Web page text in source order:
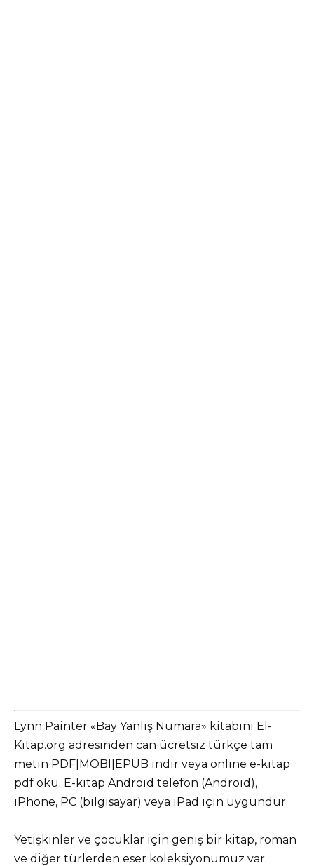
Lynn Painter «Bay Yanlış Numara» kitabını El-
Kitap.org adresinden can ücretsiz türkçe tam
metin PDF|MOBI|EPUB indir veya online e-kitap
pdf oku. E-kitap Android telefon (Android),
iPhone, PC (bilgisayar) veya iPad için uygundur.
Yetişkinler ve çocuklar için geniş bir kitap, roman
ve diğer türlerden eser koleksiyonumuz var.